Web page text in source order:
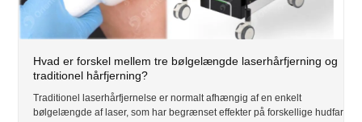
Hvad er forskel mellem tre bølgelængde laserhårfjerning og
traditionel hårfjerning?
Traditionel laserhårfjernelse er normalt afhængig af en enkelt
bølgelængde af laser, som har begrænset effekter på forskellige hudfarver